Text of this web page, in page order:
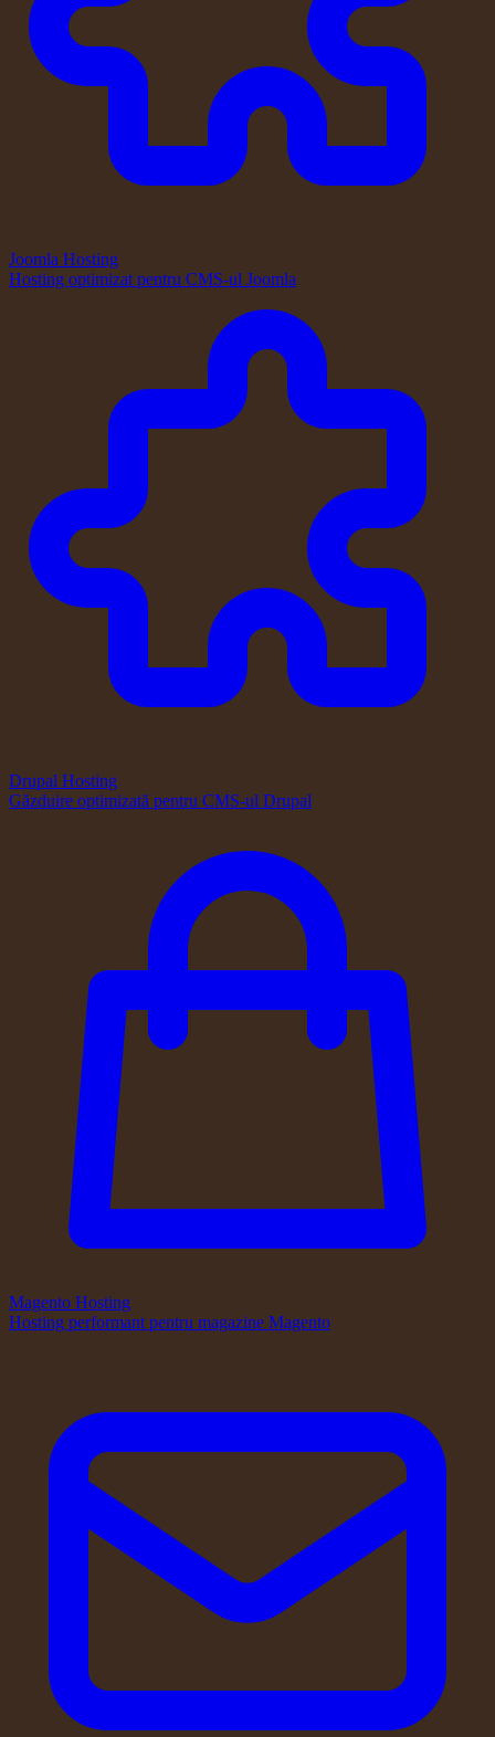
Joomla Hosting
Hosting optimizat pentru CMS-ul Joomla
Drupal Hosting
Găzduire optimizată pentru CMS-ul Drupal
Magento Hosting
Hosting performant pentru magazine Magento